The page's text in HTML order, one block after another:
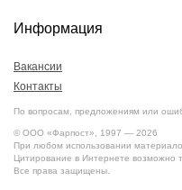
Информация
Вакансии
Контакты
По вопросам, предложениям или
© ООО «Фарпост», 1997 — 2026
При любом использовании
Цитирование в Интернете возможно
Все права защищены.